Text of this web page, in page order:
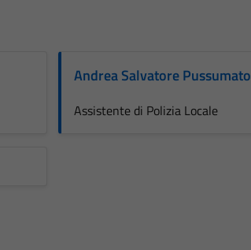
Andrea Salvatore Pussumato
Assistente di Polizia Locale